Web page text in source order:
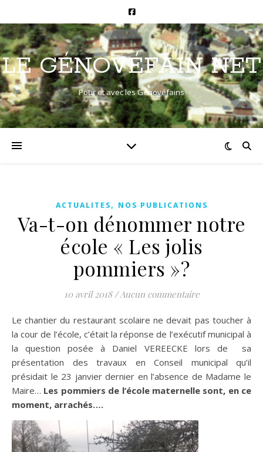
LE GÉNOVÉFAIN NET
Pour et avec les Génovéfains
ACTUALITES, NOS PUBLICATIONS
Va-t-on dénommer notre
école « Les jolis
pommiers »?
10 avril 2018 /Aucun commentaire
Le chantier du restaurant scolaire ne devait pas toucher à
la cour de l’école, c’était la réponse de l’exécutif municipal à
la question posée à Daniel VEREECKE lors de sa
présentation des travaux en Conseil municipal qu’il
présidait le 23 janvier dernier en l’absence de Madame le
Maire… Les pommiers de l’école maternelle sont, en ce
moment, arrachés….